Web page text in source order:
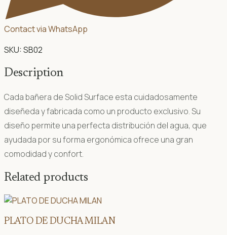
Contact via WhatsApp
SKU:SB02
Description
Cada bañera de Solid Surface esta cuidadosamente
diseñeda y fabricada como un producto exclusivo. Su
diseño permite una perfecta distribución del agua, que
ayudada por su forma ergonómica ofrece una gran
comodidad y confort.
Related products
PLATO DE DUCHA MILAN